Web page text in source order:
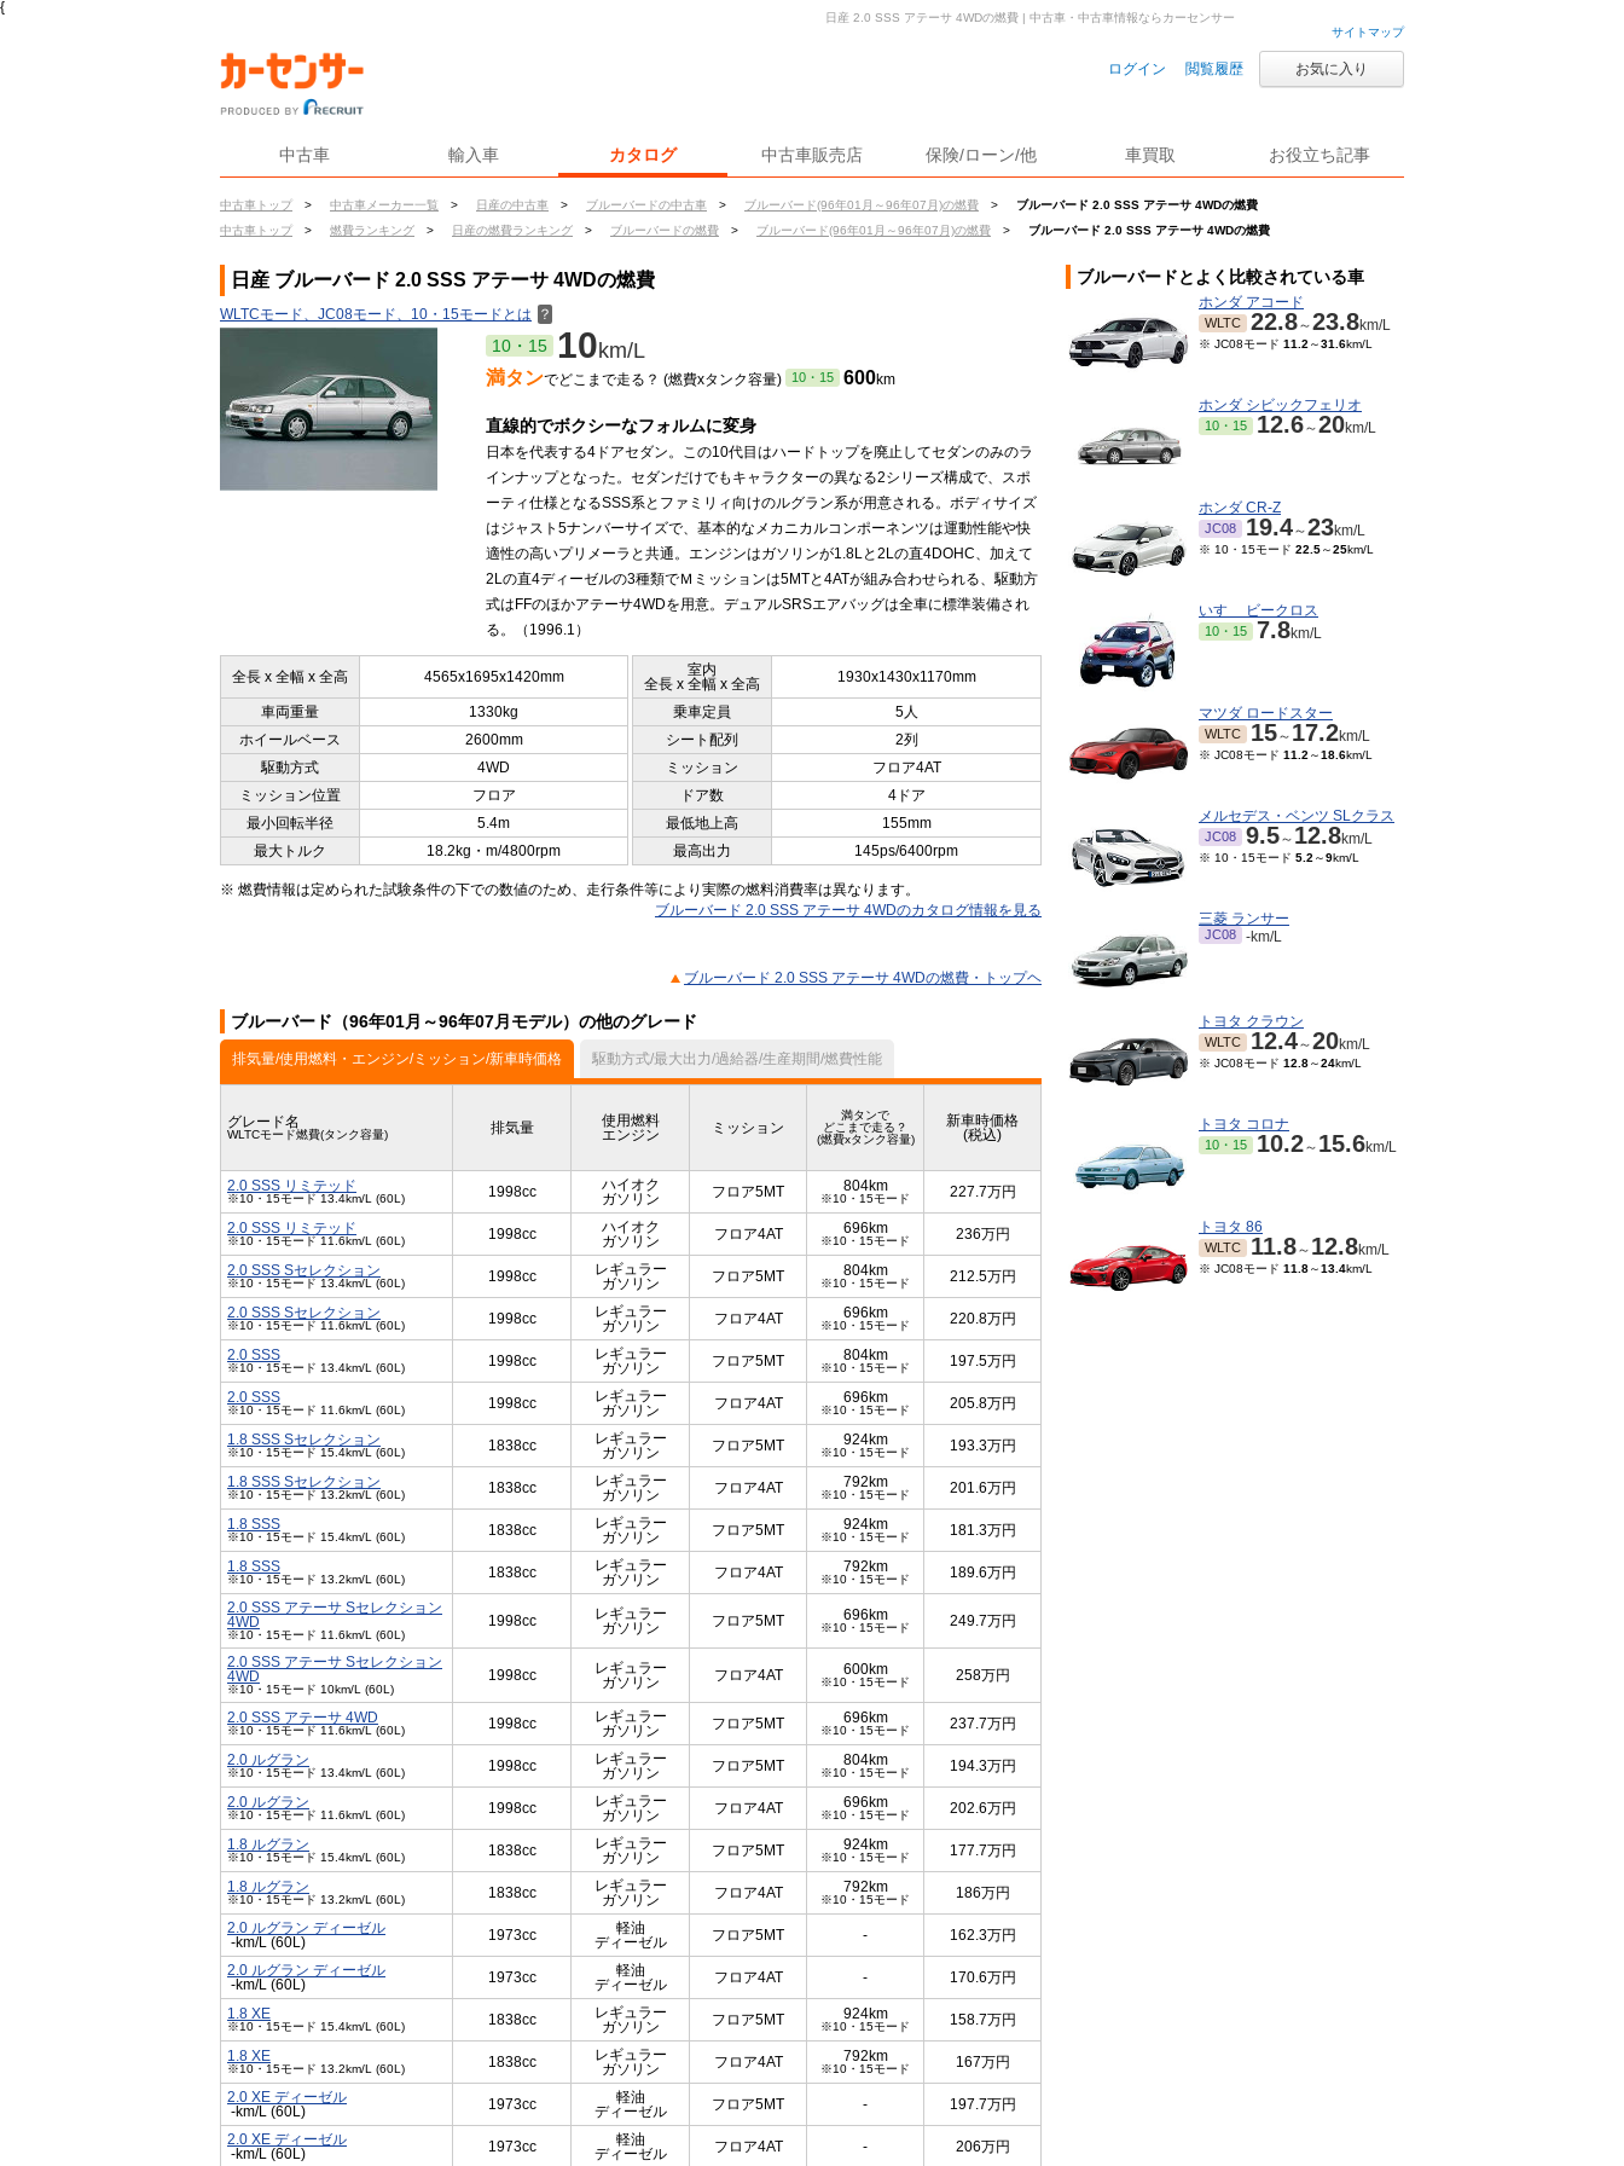
{
サイトマップ
ログイン 閲覧履歴 お気に入り
中古車 輸入車 カタログ 中古車販売店 保険/ローン/他 車買取 お役立ち記事
中古車トップ > 中古車メーカー一覧 > 日産の中古車 > ブルーバードの中古車 > ブルーバード(96年01月～96年07月)の燃費 >
ブルーバード 2.0 SSS アテーサ 4WDの燃費
中古車トップ
> 燃費ランキング > 日産の燃費ランキング > ブルーバードの燃費 > ブルーバード(96年01月～96年07月)の燃費 > ブルーバード 2.0 SSS アテーサ 4WDの燃費
日産 2.0 SSS アテーサ 4WDの燃費 | 中古車・中古車情報ならカーセンサー
日産 ブルーバード 2.0 SSS アテーサ 4WDの燃費
WLTCモード、JC08モード、10・15モードとは ？
10・15 10km/L
満タンでどこまで走る？ (燃費xタンク容量) 10・15 600km
直線的でボクシーなフォルムに変身
日本を代表する4ドアセダン。この10代目はハードトップを廃止してセダンのみのラ
インナップとなった。セダンだけでもキャラクターの異なる2シリーズ構成で、スポ
ーティ仕様となるSSS系とファミリィ向けのルグラン系が用意される。ボディサイズ
はジャスト5ナンバーサイズで、基本的なメカニカルコンポーネンツは運動性能や快
適性の高いプリメーラと共通。エンジンはガソリンが1.8Lと2Lの直4DOHC、加えて
2Lの直4ディーゼルの3種類でＭミッションは5MTと4ATが組み合わせられる、駆動方
式はFFのほかアテーサ4WDを用意。デュアルSRSエアバッグは全車に標準装備され
る。（1996.1）
全長 x 全幅 x 全高 4565x1695x1420mm
室内
全長 x 全幅 x 全高
1930x1430x1170mm
車両重量 1330kg 乗車定員
5人
ホイールベース
2600mm シート配列
2列
駆動方式
4WD ミッション
フロア4AT
ミッション位置
フロア ドア数
4ドア
最小回転半径
5.4m 最低地上高
155mm
最大トルク
18.2kg・m/4800rpm 最高出力 145ps/6400rpm
※ 燃費情報は定められた試験条件の下での数値のため、走行条件等により実際の燃料消費率は異なります。
ブルーバード 2.0 SSS アテーサ 4WDのカタログ情報を見る
ブルーバード 2.0 SSS アテーサ 4WDの燃費・トップヘ
ブルーバード（96年01月～96年07月モデル）の他のグレード
排気量/使用燃料・エンジン/ミッション/新車時価格 駆動方式/最大出力/過給器/生産期間/燃費性能
グレード名
WLTCモード燃費(タンク容量) 排気量
使用燃料
エンジン
ミッション
満タンで
どこまで走る？
(燃費xタンク容量)
新車時価格
(税込)
2.0 SSS リミテッド
※10・15モード 13.4km/L (60L) 1998cc
ハイオク
ガソリン
フロア5MT 804km
※10・15モード 227.7万円
2.0 SSS リミテッド
※10・15モード 11.6km/L (60L) 1998cc
ハイオク
ガソリン
フロア4AT 696km
※10・15モード 236万円
2.0 SSS Sセレクション
※10・15モード 13.4km/L (60L) 1998cc
レギュラー
ガソリン
フロア5MT 804km
※10・15モード 212.5万円
2.0 SSS Sセレクション
※10・15モード 11.6km/L (60L) 1998cc
レギュラー
ガソリン
フロア4AT 696km
※10・15モード 220.8万円
2.0 SSS
※10・15モード 13.4km/L (60L) 1998cc
レギュラー
ガソリン
フロア5MT 804km
※10・15モード 197.5万円
2.0 SSS
※10・15モード 11.6km/L (60L) 1998cc
レギュラー
ガソリン
フロア4AT 696km
※10・15モード 205.8万円
1.8 SSS Sセレクション
※10・15モード 15.4km/L (60L) 1838cc
レギュラー
ガソリン
フロア5MT 924km
※10・15モード 193.3万円
1.8 SSS Sセレクション
※10・15モード 13.2km/L (60L) 1838cc
レギュラー
ガソリン
フロア4AT 792km
※10・15モード 201.6万円
1.8 SSS
※10・15モード 15.4km/L (60L) 1838cc
レギュラー
ガソリン
フロア5MT 924km
※10・15モード 181.3万円
1.8 SSS
※10・15モード 13.2km/L (60L) 1838cc
レギュラー
ガソリン
フロア4AT 792km
※10・15モード 189.6万円
2.0 SSS アテーサ Sセレクション
4WD
※10・15モード 11.6km/L (60L)
1998cc
レギュラー
ガソリン
フロア5MT 696km
※10・15モード 249.7万円
2.0 SSS アテーサ Sセレクション
4WD
※10・15モード 10km/L (60L)
1998cc
レギュラー
ガソリン
フロア4AT 600km
※10・15モード 258万円
2.0 SSS アテーサ 4WD
※10・15モード 11.6km/L (60L) 1998cc
レギュラー
ガソリン
フロア5MT 696km
※10・15モード 237.7万円
2.0 ルグラン
※10・15モード 13.4km/L (60L) 1998cc
レギュラー
ガソリン
フロア5MT 804km
※10・15モード 194.3万円
2.0 ルグラン
※10・15モード 11.6km/L (60L) 1998cc
レギュラー
ガソリン
フロア4AT 696km
※10・15モード 202.6万円
1.8 ルグラン
※10・15モード 15.4km/L (60L) 1838cc
レギュラー
ガソリン
フロア5MT 924km
※10・15モード 177.7万円
1.8 ルグラン
※10・15モード 13.2km/L (60L) 1838cc
レギュラー
ガソリン
フロア4AT 792km
※10・15モード 186万円
2.0 ルグラン ディーゼル
-km/L (60L)
1973cc
軽油
ディーゼル
フロア5MT - 162.3万円
2.0 ルグラン ディーゼル
-km/L (60L)
1973cc
軽油
ディーゼル
フロア4AT - 170.6万円
1.8 XE
※10・15モード 15.4km/L (60L) 1838cc
レギュラー
ガソリン
フロア5MT 924km
※10・15モード 158.7万円
1.8 XE
※10・15モード 13.2km/L (60L) 1838cc
レギュラー
ガソリン
フロア4AT 792km
※10・15モード 167万円
2.0 XE ディーゼル
-km/L (60L)
1973cc
軽油
ディーゼル
フロア5MT - 197.7万円
2.0 XE ディーゼル
-km/L (60L)
1973cc
軽油
ディーゼル
フロア4AT - 206万円
ブルーバードとよく比較されている車
ホンダ アコード
WLTC 22.8～23.8km/L
※ JC08モード 11.2 ～31.6km/L
ホンダ シビックフェリオ
10・15 12.6～20km/L
ホンダ CR-Z
JC08 19.4～23km/L
※ 10・15モード 22.5～25km/L
いすゞ ビークロス
10・15 7.8km/L
マツダ ロードスター
WLTC 15～ 17.2km/L
※ JC08モード 11.2 ～18.6km/L
メルセデス・ベンツ SLクラス
JC08 9.5～ 12.8km/L
※ 10・15モード 5.2 ～9km/L
三菱 ランサー
JC08 -km/L
トヨタ クラウン
WLTC 12.4～20km/L
※ JC08モード 12.8～24km/L
トヨタ コロナ
10・15 10.2～ 15.6km/L
トヨタ 86
WLTC 11.8～ 12.8km/L
※ JC08モード 11.8～13.4km/L